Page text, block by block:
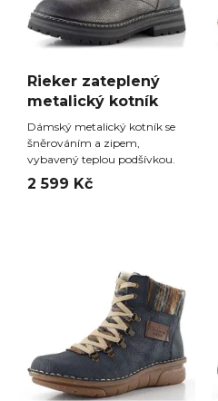
Rieker zateplený
metalický kotník
Dámský metalický kotník se
šněrováním a zipem,
vybavený teplou podšívkou.
2 599 Kč